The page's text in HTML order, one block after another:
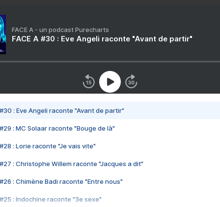
FACE A - un podcast Purecharts
FACE A #30 : Eve Angeli raconte "Avant de partir"
#30 : Eve Angeli raconte "Avant de partir"
#29 : MC Solaar raconte "Bouge de là"
#28 : Lorie raconte "Je vais vite"
#27 : Christophe Willem raconte "Jacques a dit"
#26 : Chimène Badi raconte "Entre nous"
#25 : Indochine raconte "3e sexe"